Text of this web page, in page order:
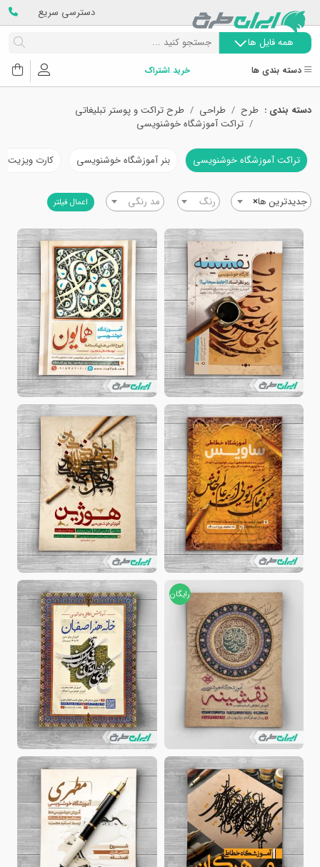
دسترسی سریع
همه فایل ها
دسته بندی ها خرید اشتراک
دسته بندی : طرح طراحی
طرح تراکت و پوستر تبلیغاتی
تراکت آموزشگاه خوشنویسی
تراکت آموزشگاه خوشنویسی بنر آموزشگاه خوشنویسی کارت ویزیت
×جدیدترین ها رنگ مد رنگی اعمال فیلتر
رایگان